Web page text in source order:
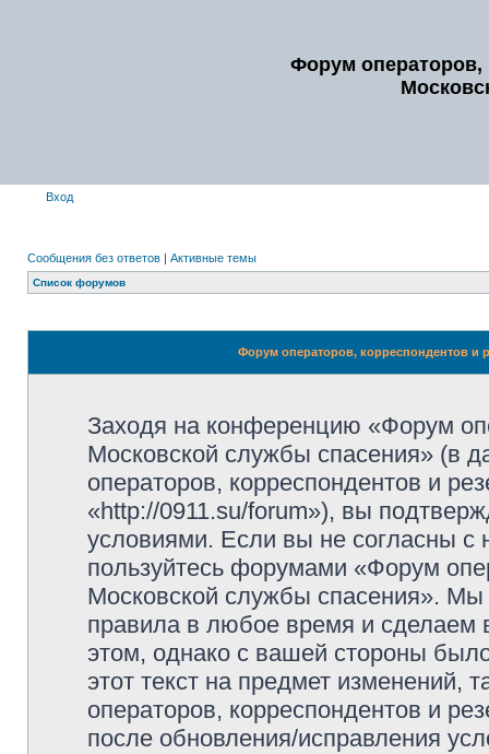
Форум операторов,
Вход
Сообщения без ответов | Активные темы
Список форумов
Форум операторов, корреспондентов и
Заходя на конференцию «Форум
Московской службы спасения» (в
операторов, корреспондентов и
«http://0911.su/forum»), вы
условиями. Если вы не согласны с
пользуйтесь форумами «Форум
Московской службы спасения». Мы
правила в любое время и сделаем
этом, однако с вашей стороны
этот текст на предмет изменений,
операторов, корреспондентов и
после обновления/исправления